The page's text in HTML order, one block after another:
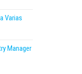
Varias
Manager